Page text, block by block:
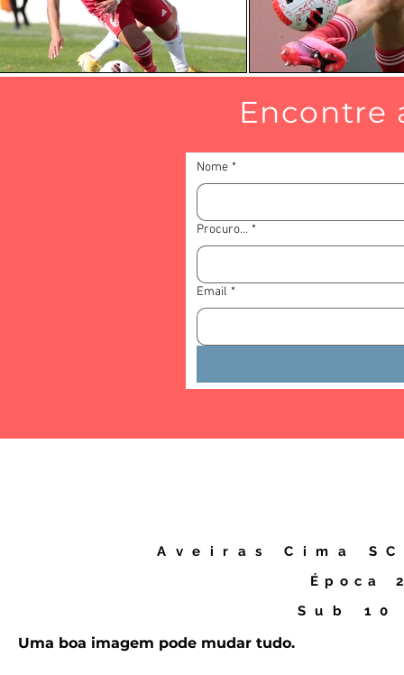
Encontre
Nome *
Procuro... *
Email *
Aveiras Cima
Época
Sub
Uma boa imagem pode mudar tudo.